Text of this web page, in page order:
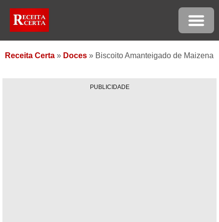
Receita Certa » Doces » Biscoito Amanteigado de Maizena
PUBLICIDADE